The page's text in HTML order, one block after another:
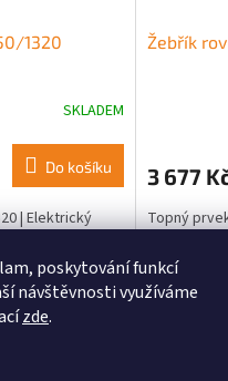
poskytování funkcí
návštěvnosti využíváme
zde.
1320
SKLADEM
Do košíku
| Elektrický
tepla.
Žebřík
3 677
Topný
koupelen s